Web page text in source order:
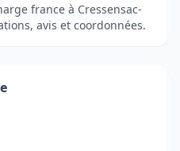
france à Cressensac-
avis et coordonnées.